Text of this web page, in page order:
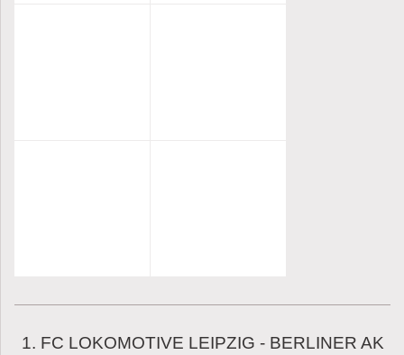
1. FC LOKOMOTIVE LEIPZIG - BERLINER AK